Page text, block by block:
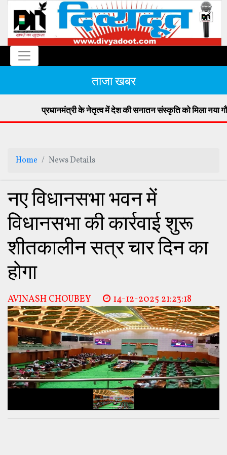
ताजा खबर
प्रधानमंत्री के नेतृत्व में देश की सनातन संस्कृति को मिला नया गौरव
Home News Details
नए विधानसभा भवन में
विधानसभा की कार्रवाई शुरू
शीतकालीन सत्र चार दिन का
होगा
AVINASH CHOUBEY 14-12-2025 21:23:18